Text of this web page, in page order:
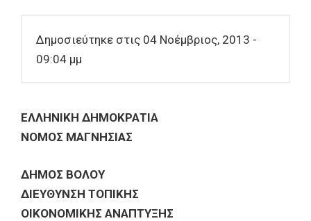
Δημοσιεύτηκε στις 04 Νοέμβριος, 2013 -
09:04 μμ
ΕΛΛΗΝΙΚΗ ΔΗΜΟΚΡΑΤΙΑ
ΝΟΜΟΣ ΜΑΓΝΗΣΙΑΣ
ΔΗΜΟΣ ΒΟΛΟΥ
ΔΙΕΥΘΥΝΣΗ ΤΟΠΙΚΗΣ
ΟΙΚΟΝΟΜΙΚΗΣ ΑΝΑΠΤΥΞΗΣ